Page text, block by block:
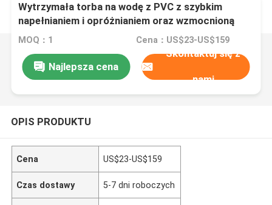
Wytrzymała torba na wodę z PVC z szybkim
napełnianiem i opróżnianiem oraz wzmocnioną
konstrukcją szwów do testowania obciążenia
MOQ：1 Cena：US$23-US$159
Najlepsza cena
Skontaktuj się z
nami
OPIS PRODUKTU
Cena US$23-US$159
Czas dostawy 5-7 dni roboczych